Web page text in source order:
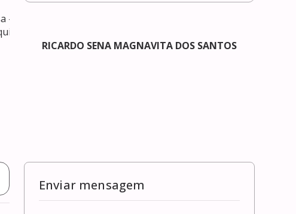
RICARDO SENA MAGNAVITA DOS SANTOS
Enviar mensagem